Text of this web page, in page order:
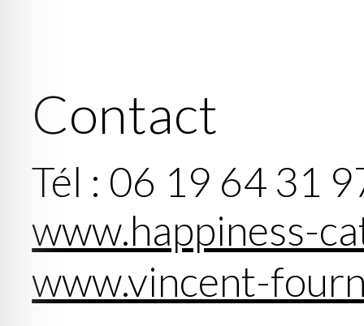
Contact
Tél : 06 19 64 31
www.happiness-
www.vincent-